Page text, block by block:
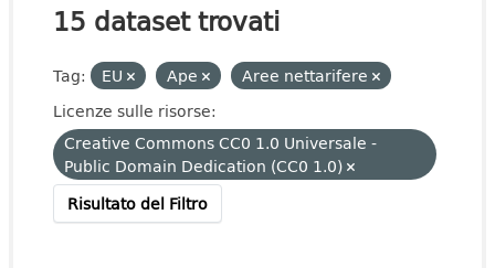
15 dataset trovati
Tag: EU Ape
Aree nettarifere
Licenze sulle risorse:
Creative Commons CC0 1.0 Universale -
Public Domain Dedication (CC0 1.0)
Risultato del Filtro